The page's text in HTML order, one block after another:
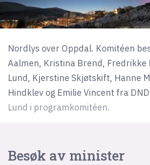
Nordlys over Oppdal. Komitéen
Aalmen, Kristina Brend, Fredrikke
Lund, Kjerstine Skjøtskift, Hanne
Hindklev og Emilie Vincent fra DND
Lund i programkomitéen.
Besøk av minister